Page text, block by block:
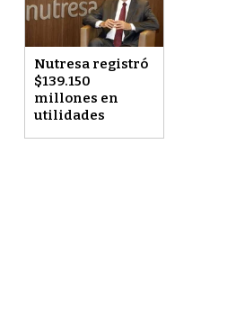
Nutresa registró
$139.150
millones en
utilidades